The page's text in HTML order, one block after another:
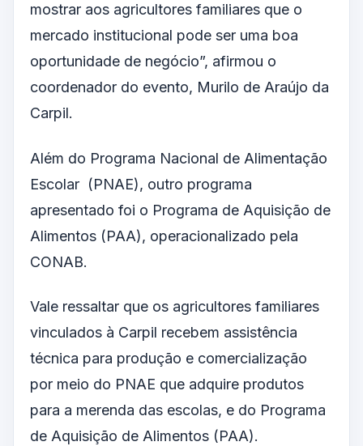
mostrar aos agricultores familiares que o
mercado institucional pode ser uma boa
oportunidade de negócio”, afirmou o
coordenador do evento, Murilo de Araújo da
Carpil.
Além do Programa Nacional de Alimentação
Escolar (PNAE), outro programa
apresentado foi o Programa de Aquisição de
Alimentos (PAA), operacionalizado pela
CONAB.
Vale ressaltar que os agricultores familiares
vinculados à Carpil recebem assistência
técnica para produção e comercialização
por meio do PNAE que adquire produtos
para a merenda das escolas, e do Programa
de Aquisição de Alimentos (PAA).